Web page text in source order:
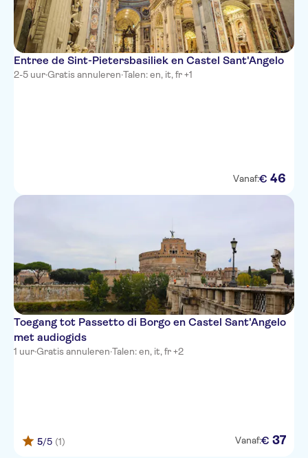
Entree de Sint-Pietersbasiliek en Castel Sant'Angelo
2-5 uur·Gratis annuleren·Talen: en, it, fr +1
Vanaf:€ 46
Toegang tot Passetto di Borgo en Castel Sant'Angelo
met audiogids
1 uur·Gratis annuleren·Talen: en, it, fr +2
5/5 (1) Vanaf:€ 37